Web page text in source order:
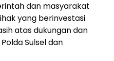
dan masyarakat
yang berinvestasi
atas dukungan dan
Sulsel dan